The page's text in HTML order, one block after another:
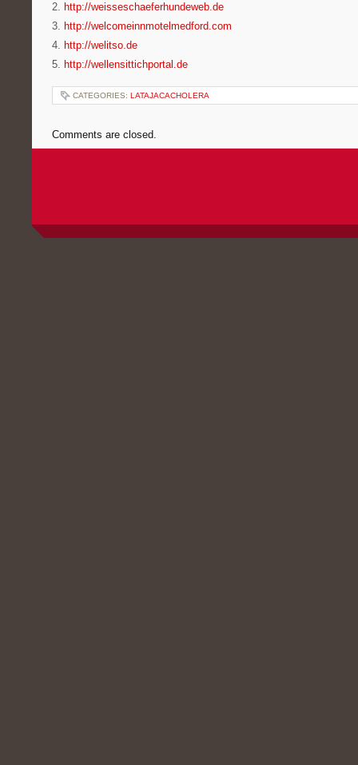
2. http://weisseschaeferhundeweb.de
3. http://welcomeinnmotelmedford.com
4. http://welitso.de
5. http://wellensittichportal.de
CATEGORIES: LATAJACACHOLERA
Comments are closed.